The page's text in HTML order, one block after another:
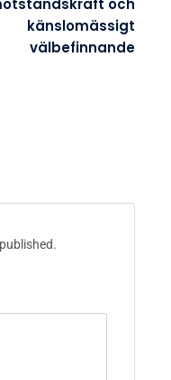
känslomässigt
välbefinnande